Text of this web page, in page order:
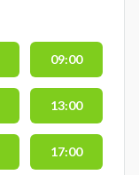
09:00
13:00
17:00